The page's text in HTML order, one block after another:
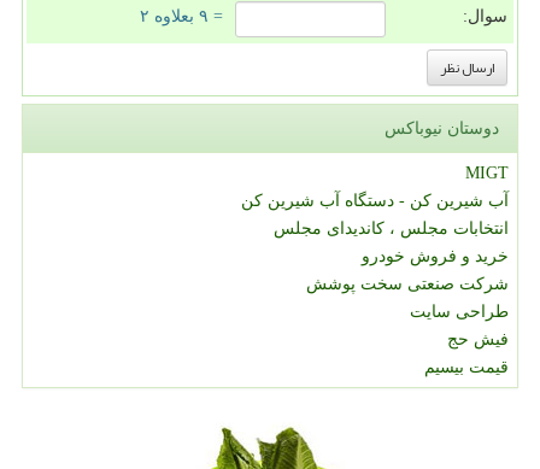
سوال: = ۹ بعلاوه ۲
دوستان نیوباکس
MIGT
آب شیرین کن - دستگاه آب شیرین کن
انتخابات مجلس ، کاندیدای مجلس
خرید و فروش خودرو
شرکت صنعتی سخت پوشش
طراحی سایت
فیش حج
قیمت بیسیم